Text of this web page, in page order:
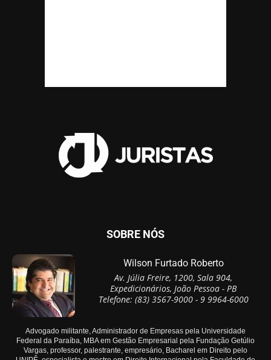
SOBRE NÓS
Wilson Furtado Roberto
Av. Júlia Freire, 1200, Sala 904,
Expedicionários, João Pessoa - PB
Telefone: (83) 3567-9000 - 9 9964-6000
Advogado militante, Administrador de Empresas pela Universidade
Federal da Paraíba, MBA em Gestão Empresarial pela Fundação Getúlio
Vargas, professor, palestrante, empresário, Bacharel em Direito pelo